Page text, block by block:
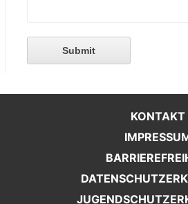
Submit
KONTAKT